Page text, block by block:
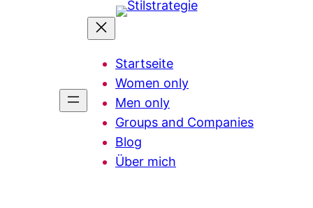
Startseite
Women only
Men only
Groups and Companies
Blog
Über mich